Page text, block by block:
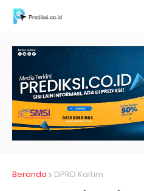
Beranda DPRD Kaltim